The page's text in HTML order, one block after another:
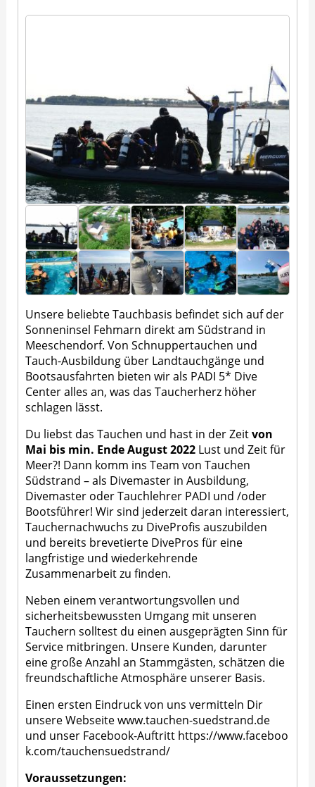
Unsere beliebte Tauchbasis befindet sich auf der
Sonneninsel Fehmarn direkt am Südstrand in
Meeschendorf. Von Schnuppertauchen und
Tauch-Ausbildung über Landtauchgänge und
Bootsausfahrten bieten wir als PADI 5* Dive
Center alles an, was das Taucherherz höher
schlagen lässt.
Du liebst das Tauchen und hast in der Zeitvon
Mai bis min. Ende August 2022 Lust und Zeit für
Meer?! Dann komm ins Team von Tauchen
Südstrand – als Divemaster in Ausbildung,
Divemaster oder Tauchlehrer PADI und /oder
Bootsführer! Wir sind jederzeit daran interessiert,
Tauchernachwuchs zu DiveProfis auszubilden
und bereits brevetierte DivePros für eine
langfristige und wiederkehrende
Zusammenarbeit zu finden.
Neben einem verantwortungsvollen und
sicherheitsbewussten Umgang mit unseren
Tauchern solltest du einen ausgeprägten Sinn für
Service mitbringen. Unsere Kunden, darunter
eine große Anzahl an Stammgästen, schätzen die
freundschaftliche Atmosphäre unserer Basis.
Einen ersten Eindruck von uns vermitteln Dir
unsere Webseitewww.tauchen-suedstrand.de
und unser Facebook-Auftritt https://www.faceboo
k.com/tauchensuedstrand/
Voraussetzungen: